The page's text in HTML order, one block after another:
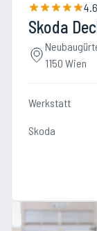
4.6
Skoda
1150 Wien
Werkstatt
Skoda